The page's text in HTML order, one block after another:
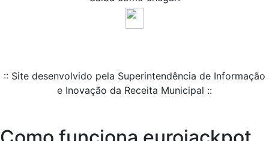
:: Site desenvolvido pela Superintendência de Informação
e Inovação da Receita Municipal ::